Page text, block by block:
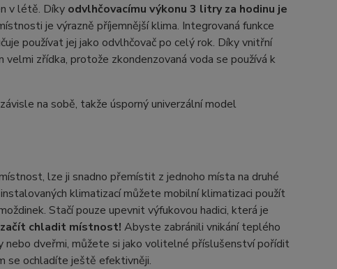
v létě. Díkyodvlhčovacímu výkonu 3 litry za hodinu je
je výrazně příjemnější klima. Integrovaná funkce
používat jej jako odvlhčovač po celý rok. Díky vnitřní
zřídka, protože zkondenzovaná voda se používá k
na sobě, takže úsporný univerzální model
lze ji snadno přemístit z jednoho místa na druhé
klimatizací můžete mobilní klimatizaci použít
Stačí pouze upevnit výfukovou hadici, která je
chladit místnost! Abyste zabránili vnikání teplého
nebo dveřmi, můžete si jako volitelné příslušenství pořídit
se ochladíte ještě efektivněji.